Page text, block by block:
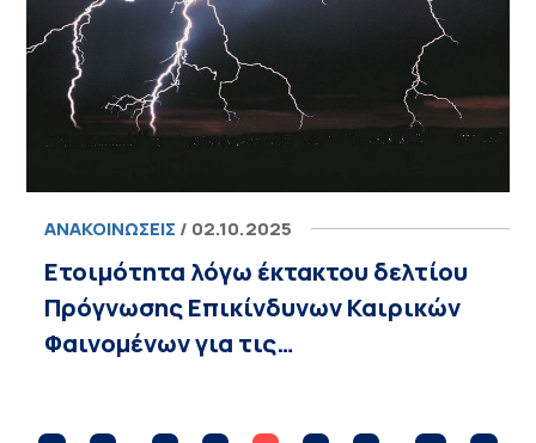
ΑΝΑΚΟΙΝΏΣΕΙΣ / 02.10.2025
Ετοιμότητα λόγω έκτακτου δελτίου
Πρόγνωσης Επικίνδυνων Καιρικών
Φαινομένων για τις…